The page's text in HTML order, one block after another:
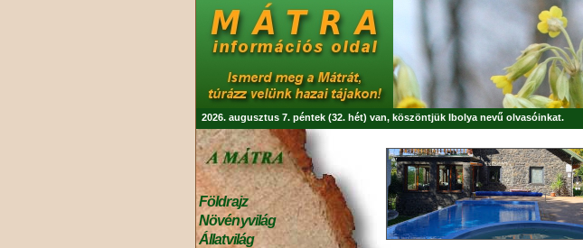
2026. augusztus 7. péntek (32. hét) van, köszöntjük Ibolya nevű olvasóinkat.
Földrajz
Növényvilág
Állatvilág